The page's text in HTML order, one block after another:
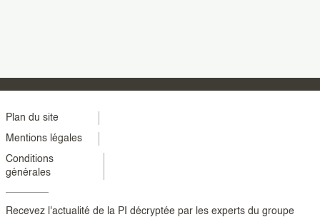
Menu
footer
colonne
2
Plan du site
Mentions légales
Conditions
générales
Recevez l'actualité de la PI décryptée par les experts du groupe